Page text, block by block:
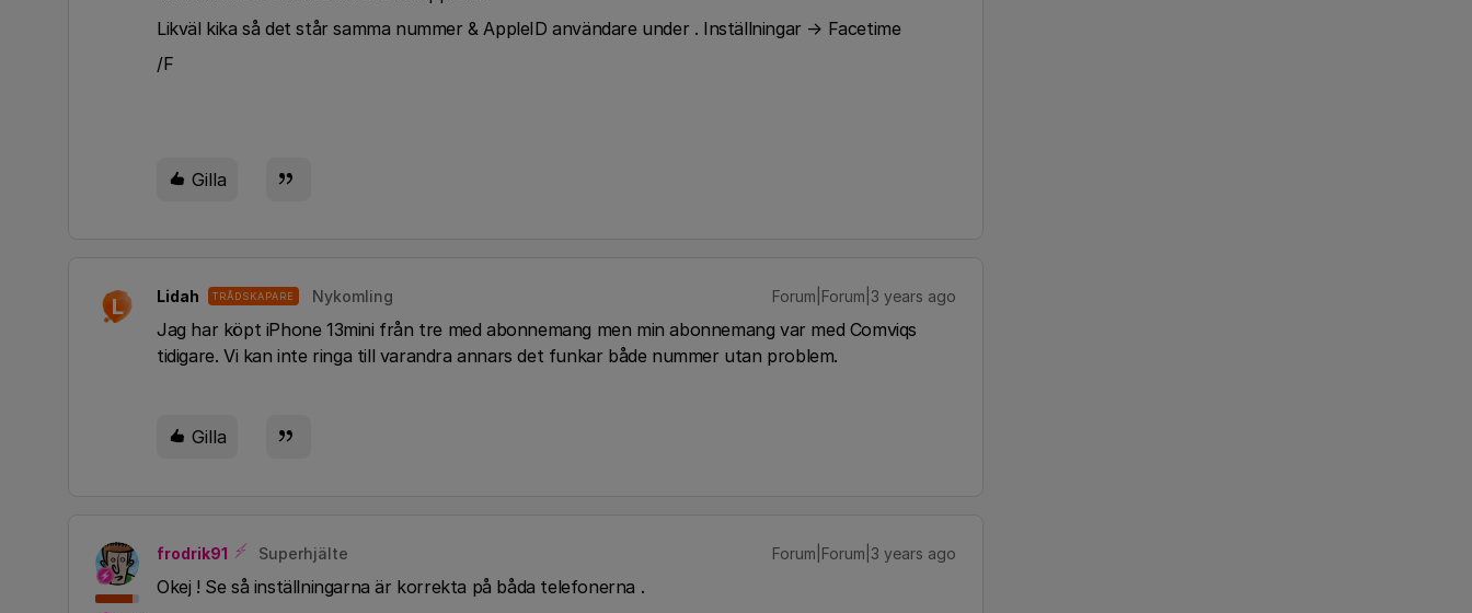
Likväl kika så det står samma nummer & AppleID användare under . Inställningar → Facetime
/F
Gilla
L Lidah TRÅDSKAPARE Nykomling Forum|Forum|3 years ago
Jag har köpt iPhone 13mini från tre med abonnemang men min abonnemang var med Comviqs
tidigare. Vi kan inte ringa till varandra annars det funkar både nummer utan problem.
Gilla
frodrik91 Superhjälte Forum|Forum|3 years ago
Okej ! Se så inställningarna är korrekta på båda telefonerna .